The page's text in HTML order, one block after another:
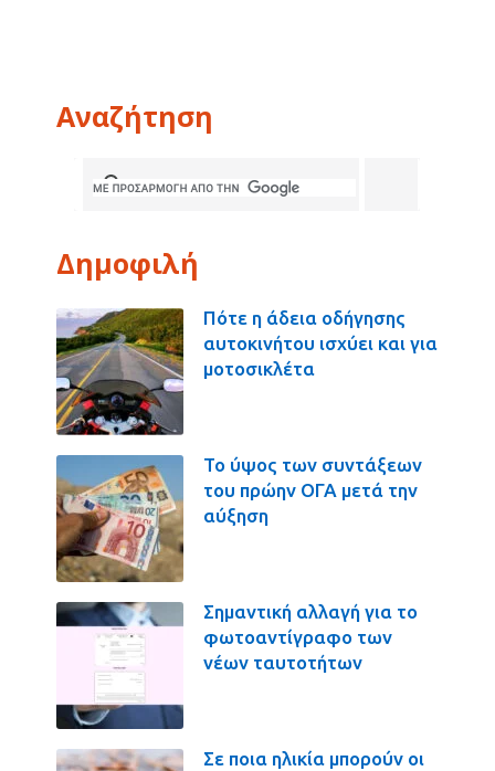
Αναζήτηση
Δημοφιλή
Πότε η άδεια οδήγησης
αυτοκινήτου ισχύει και για
μοτοσικλέτα
Το ύψος των συντάξεων
του πρώην ΟΓΑ μετά την
αύξηση
Σημαντική αλλαγή για το
φωτοαντίγραφο των
νέων ταυτοτήτων
Σε ποια ηλικία μπορούν οι